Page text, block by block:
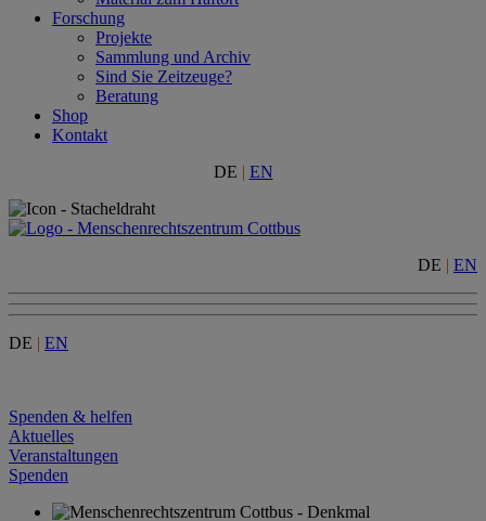
Forschung
Projekte
Sammlung und Archiv
Sind Sie Zeitzeuge?
Beratung
Shop
Kontakt
DE | EN
DE | EN
DE | EN
Spenden & helfen
Aktuelles
Veranstaltungen
Spenden